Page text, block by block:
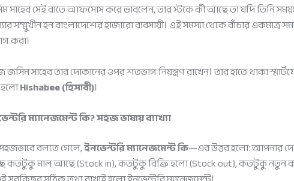
সাহেব সেই রাতে আফসোস করে ভাবলেন, তার স্টকে কী আছে তা যদি তিনি
সম্মুখীন হন বাংলাদেশের হাজারো ব্যবসায়ী। এই সমস্যা থেকে বাঁচার একমাত্র
করা।
সাহেব তার দোকানের ওপর শতভাগ নিয়ন্ত্রণ রাখেন। তার হাতে থাকা
Hishabee (হিসাবী)।
ম্যানেজমেন্ট কি? সহজ ভাষায় ব্যাখ্যা
বলতে গেলে,ইনভেন্টরি ম্যানেজমেন্ট কি—এর উত্তর হলো: আপনার
কতটুকু মাল আছে (Stock in), কতটুকু বিক্রি হলো (Stock out), কতটুকু নতুন